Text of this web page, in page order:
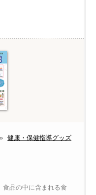
» 健康・保健指導グッズ
食品の中に含まれる食